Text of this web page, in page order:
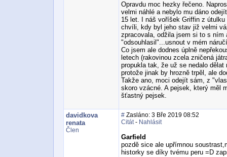
Opravdu moc hezky řečeno.
velmi náhlé a nebylo mu dáno
15 let. I náš voříšek Griffin z
chvíli, kdy byl jeho stav již velmi
zpracovala, odžila jsem si to s
"odsouhlasil"...usnout v mém
Co jsem ale dodnes úplně
letech (rakovinou zcela zničená
propukla tak, že už se nedalo
protože jinak by hrozně trpěl, ale
Takže ano, moci odejít sám, z
skoro vzácné. A pejsek, který měl
šťastný pejsek.
davidkova
renata
Člen
# Zasláno: 3 Bře 2019 08:52
Citát- Nahlásit
Garfield
pozdě sice ale upřímnou
historky se díky tvému peru =D